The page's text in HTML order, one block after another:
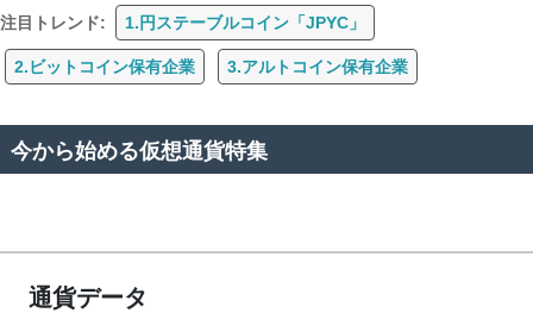
注目トレンド: 1.円ステーブルコイン「JPYC」
2.ビットコイン保有企業 3.アルトコイン保有企業
今から始める仮想通貨特集
通貨データ